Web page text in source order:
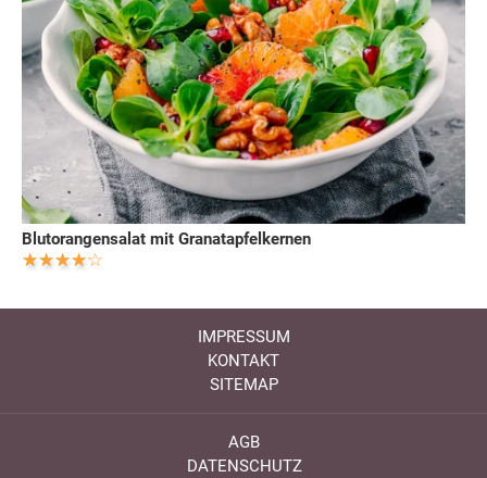
Blutorangensalat mit Granatapfelkernen
IMPRESSUM
KONTAKT
SITEMAP
AGB
DATENSCHUTZ